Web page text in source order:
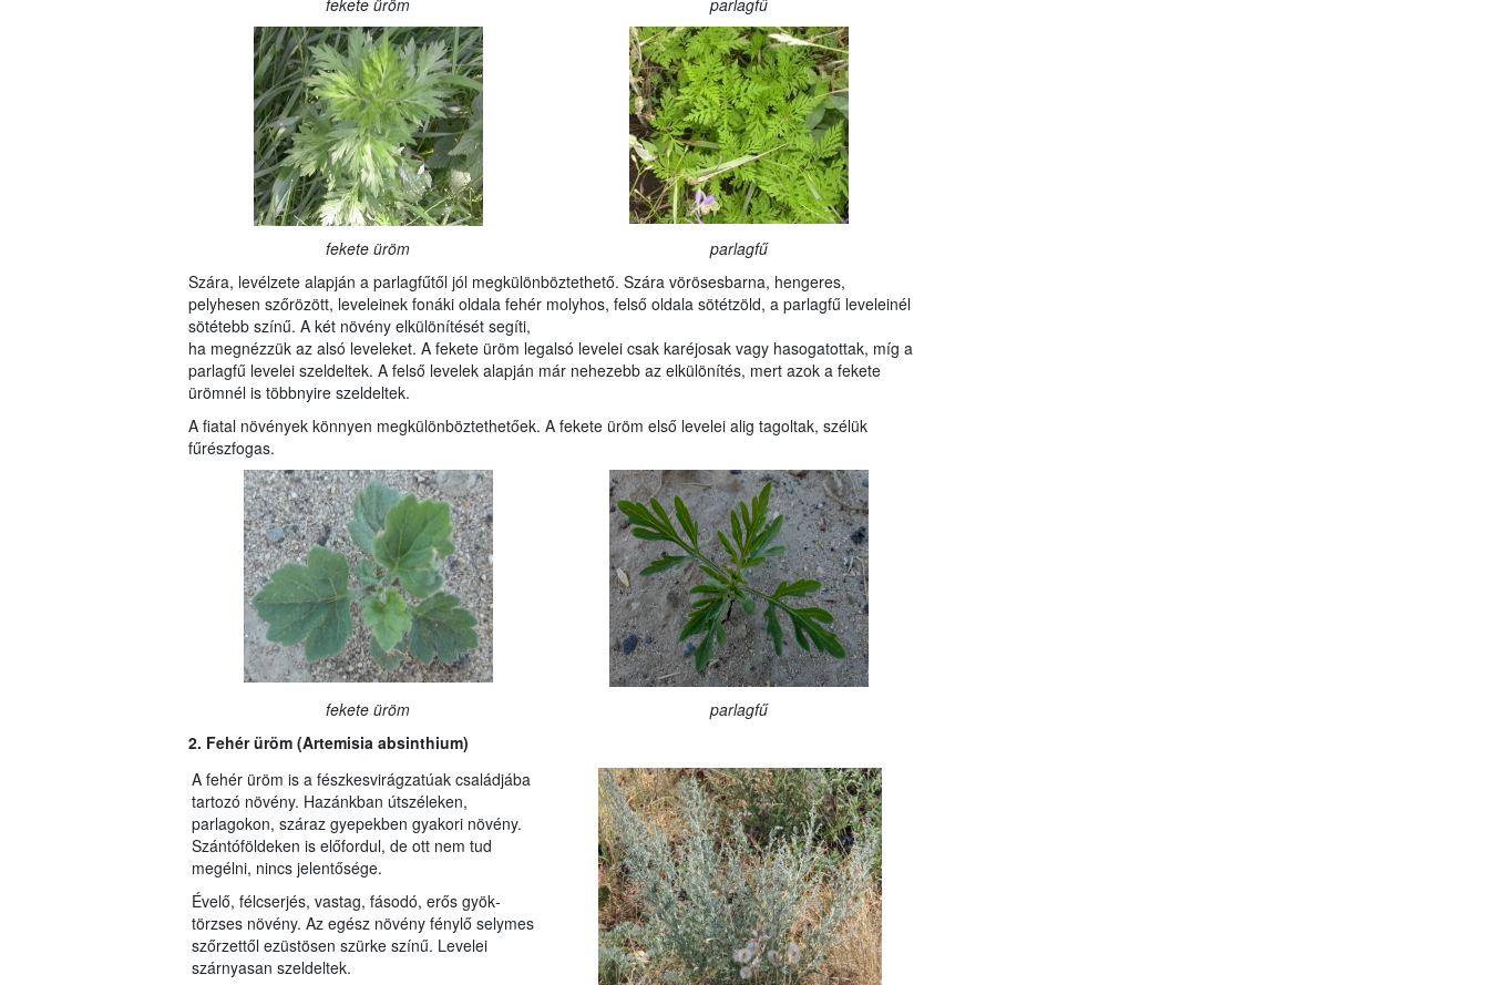
fekete üröm parlagfű
fekete üröm
parlagfű
Szára, levélzete alapján a parlagfűtől jól megkülönböztethető. Szára vörösesbarna, hengeres,
pelyhesen szőrözött, leveleinek fonáki oldala fehér molyhos, felső oldala sötétzöld, a parlagfű leveleinél
sötétebb színű. A két növény elkülönítését segíti,
ha megnézzük az alsó leveleket. A fekete üröm legalsó levelei csak karéjosak vagy hasogatottak, míg a
parlagfű levelei szeldeltek. A felső levelek alapján már nehezebb az elkülönítés, mert azok a fekete
ürömnél is többnyire szeldeltek.
A fiatal növények könnyen megkülönböztethetőek. A fekete üröm első levelei alig tagoltak, szélük
fűrészfogas.
fekete üröm
parlagfű
2. Fehér üröm (Artemisia absinthium)
A fehér üröm is a fészkesvirágzatúak család­jába
tartozó növény. Hazánkban útszéleken,
parlagokon, száraz gyepekben gyakori nö­vény.
Szántóföldeken is előfordul, de ott nem tud
megélni, nincs jelentősége.
Évelő, félcserjés, vastag, fásodó, erős gyök­
törzses növény. Az egész növény fénylő selymes
szőrzettől ezüstösen szürke színű. Levelei
szárnyasan szeldeltek.